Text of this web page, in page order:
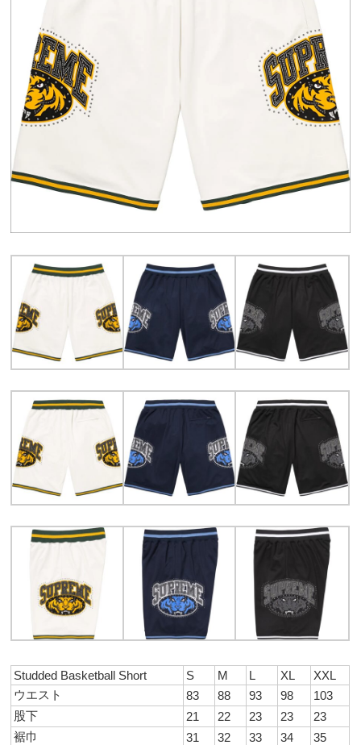
Studded Basketball Short S M L XL
XXL
ウエスト
83 88 93 98
103
股下
21 22 23 23
23
裾巾
31 32 33 34 35